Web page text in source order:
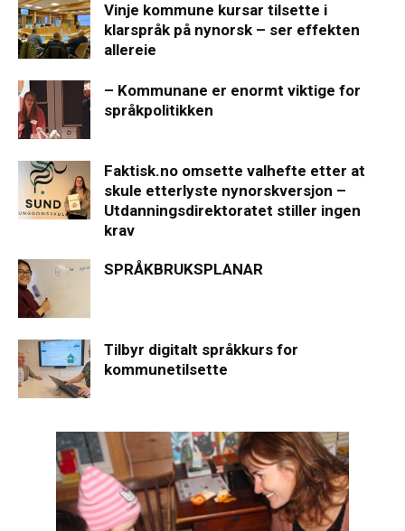
Vinje kommune kursar tilsette i
klarspråk på nynorsk – ser effekten
allereie
– Kommunane er enormt viktige for
språkpolitikken
Faktisk.no omsette valhefte etter at
skule etterlyste nynorskversjon –
Utdanningsdirektoratet stiller ingen
krav
SPRÅKBRUKSPLANAR
Tilbyr digitalt språkkurs for
kommunetilsette